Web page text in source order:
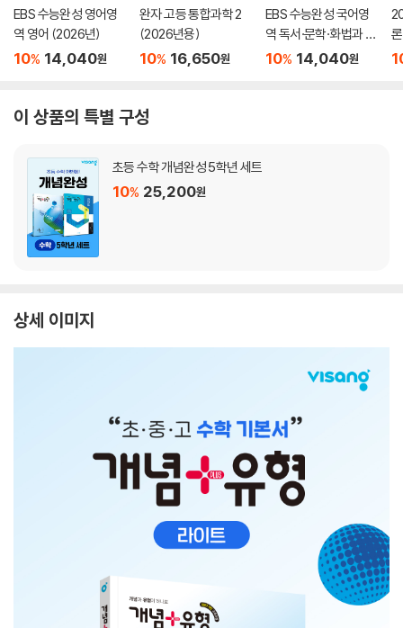
EBS 수능완성 영어영
역 영어 (2026년)
10% 14,040원
완자 고등 통합과학 2
(2026년용)
10% 16,650원
EBS 수능완성 국어영
역 독서·문학·화법과 작
문 (2026년)
10% 14,040원
(
이 상품의 특별 구성
초등 수학 개념완성 5학년 세트
10% 25,200원
상세 이미지